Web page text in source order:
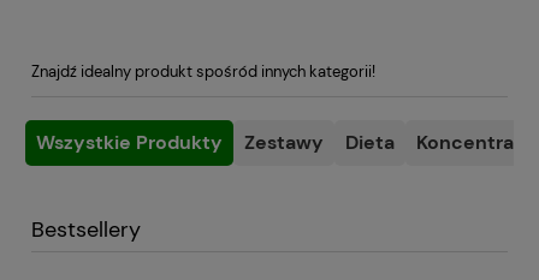
Znajdź idealny produkt spośród innych kategorii!
Wszystkie Produkty Zestawy Dieta
Bestsellery